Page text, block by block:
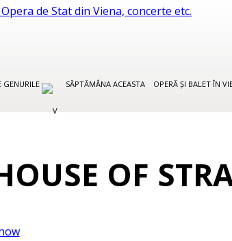
GENURILE SĂPTĂMÂNA ACEASTA OPERĂ ȘI BALET ÎN
OF